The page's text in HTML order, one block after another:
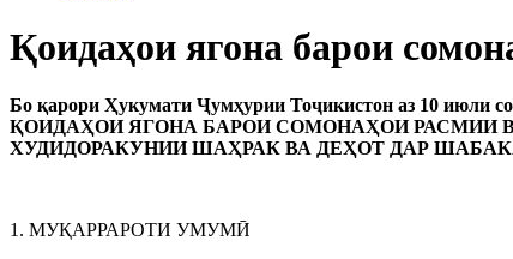
Қоидаҳои ягона барои
Бо қарори Ҳукумати Ҷумҳурии Тоҷикистон аз 10 июли
ҚОИДАҲОИ ЯГОНА БАРОИ СОМОНАҲОИ РАСМИИ
ХУДИДОРАКУНИИ ШАҲРАК ВА ДЕҲОТ ДАР
1. МУҚАРРАРОТИ УМУМӢ